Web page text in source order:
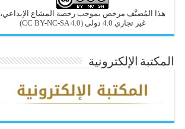
هذا المُصنَّف مرخص بموجب رخصة المشاع الإبداعي،
غير تجاري 4.0 دولي
(CC BY-NC-SA 4.0)
المكتبة الإلكترونية